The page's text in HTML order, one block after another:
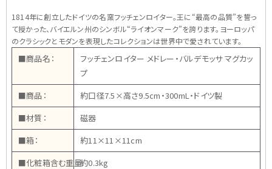
1814年に創立したドイツの名窯フッチェンロイター。王に“最高の品質”を誓っ
て授かった、バイエルン州のシンボル“ライオンマーク”を誇ります。ヨーロッパ
のクラシックとモダンを表現したコレクションは世界中で愛されています。
■商品名：
フッチェンロイター メドレー・バルデモッサ マグカッ
プ
■商品：
約口径7.5×高さ9.5cm・300mL・ドイツ製
■材質：
磁器
■箱：
約11×11×11cm
■化粧箱含む重量:約0.3kg